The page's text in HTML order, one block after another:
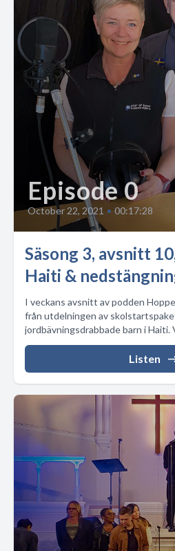
Episode 0
October 22, 2021 • 00:17:28
Säsong 3, avsnitt
Haiti &
I veckans avsnitt av podden
från utdelningen av
jordbävningsdrabbade barn i Haiti.
Listen